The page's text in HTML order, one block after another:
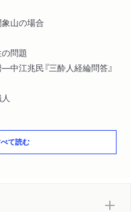
山の場合
問題
中江兆民『三酔人経綸問答』
囲・対象
て読む